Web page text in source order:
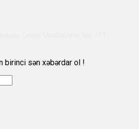
birinci sən xəbərdar ol !